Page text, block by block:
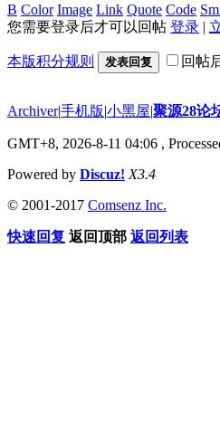
B Color Image Link Quote Code
您需要登录后才可以回帖 登录 |
本版积分规则 发表回复 回帖
Archiver|手机版|小黑屋|聚源28论
GMT+8, 2026-8-11 04:06 ,
Powered by Discuz! X3.4
© 2001-2017 Comsenz Inc.
快速回复 返回顶部 返回列表